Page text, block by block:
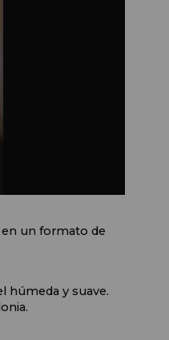
en un formato de
húmeda y suave.